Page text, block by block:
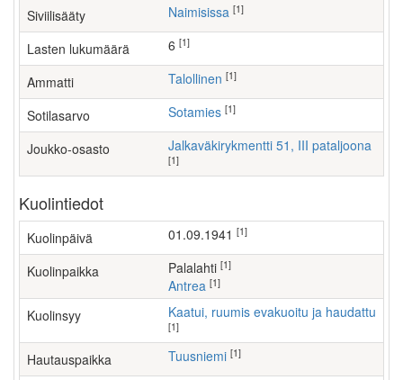
Siviilisääty Naimisissa [1]
Lasten lukumäärä [1]
Ammatti talollinen [1]
Sotilasarvo Sotamies [1]
Joukko-osasto Jalkaväkirykmentti 51, III pataljoona
[1]
Kuolintiedot
Kuolinpäivä 01.09.1941 [1]
Kuolinpaikka Palalahti [1]
Antrea [1]
Kuolinsyy Kaatui, ruumis evakuoitu ja haudattu
[1]
Hautauspaikka Tuusniemi [1]